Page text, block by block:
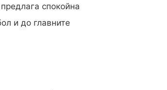
спокойна
и до главните